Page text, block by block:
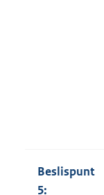
Beslispunt
5: